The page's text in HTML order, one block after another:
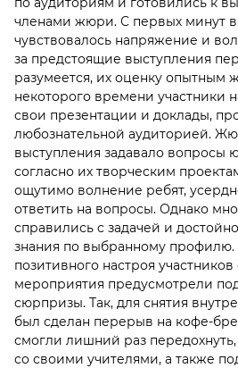
членами жюри. С первых минут
чувствовалось напряжение и
за предстоящие выступления
разумеется, их оценку опытным
некоторого времени участники
свои презентации и доклады,
любознательной аудиторией.
выступления задавало вопросы
согласно их творческим
ощутимо волнение ребят,
ответить на вопросы. Однако
справились с задачей и
знания по выбранному профилю.
позитивного настроя
мероприятия предусмотрели
сюрпризы. Так, для снятия
был сделан перерыв на кофе-
смогли лишний раз
со своими учителями, а также